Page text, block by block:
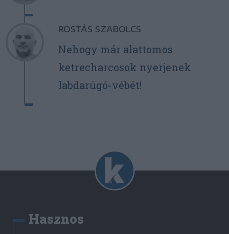
ROSTÁS SZABOLCS
Nehogy már alattomos
ketrecharcosok nyerjenek
labdarúgó-vébét!
Hasznos